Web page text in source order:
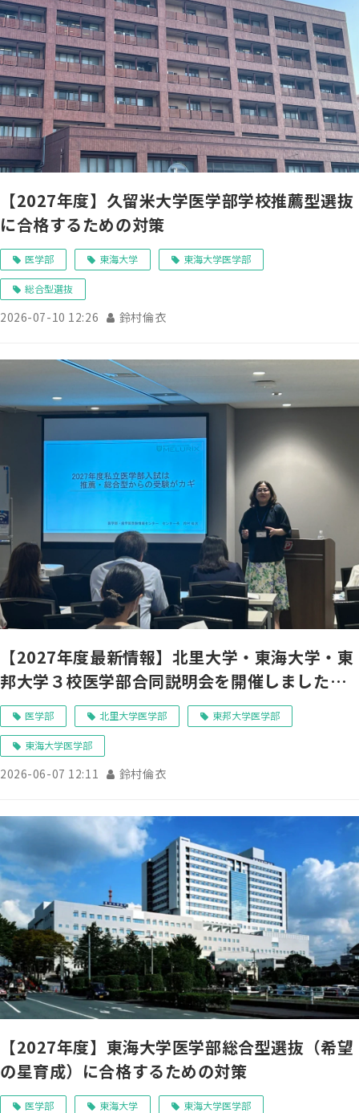
【2027年度】久留米大学医学部学校推薦型選抜
に合格するための対策
医学部 東海大学 東海大学医学部
総合型選抜
2026-07-10 12:26 鈴村倫衣
【2027年度最新情報】北里大学・東海大学・東
邦大学３校医学部合同説明会を開催しました｜
受験情報センターより
医学部 北里大学医学部 東邦大学医学部
東海大学医学部
2026-06-07 12:11 鈴村倫衣
【2027年度】東海大学医学部総合型選抜（希望
の星育成）に合格するための対策
医学部 東海大学 東海大学医学部